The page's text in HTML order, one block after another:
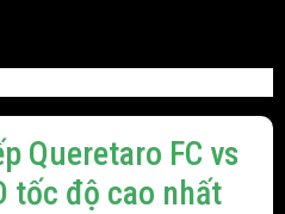
Queretaro FC vs
tốc độ cao nhất